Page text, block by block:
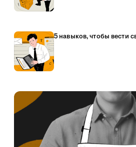
5 навыков, чтобы вести